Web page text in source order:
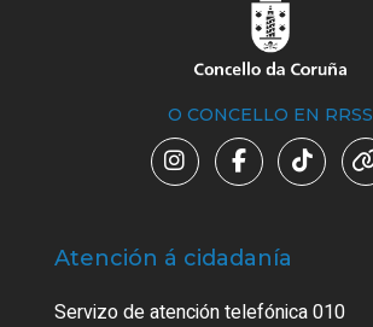
O CONCELLO EN RRSS
Atención á cidadanía
Servizo de atención telefónica 010